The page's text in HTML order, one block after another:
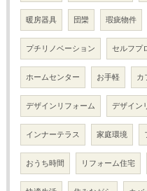
暖房器具 団欒 瑕疵物件
プチリノベーション セルフプ
ホームセンター お手軽 カ
デザインリフォーム デザイン
インナーテラス 家庭環境
おうち時間 リフォーム住宅